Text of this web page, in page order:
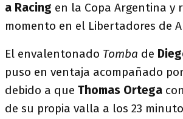
a Racing en la Copa Argentina y
momento en el Libertadores de
El envalentonado Tomba de
puso en ventaja acompañado
debido a que Thomas Ortega
de su propia valla a los 23